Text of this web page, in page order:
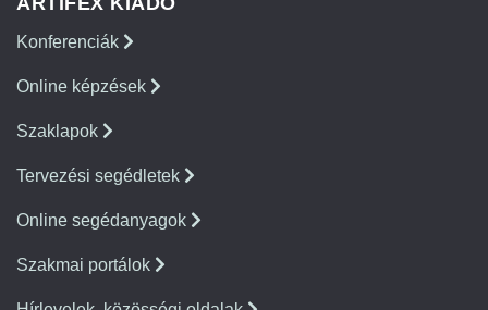
Konferenciák
Online képzések
Szaklapok
Tervezési segédletek
Online segédanyagok
Szakmai portálok